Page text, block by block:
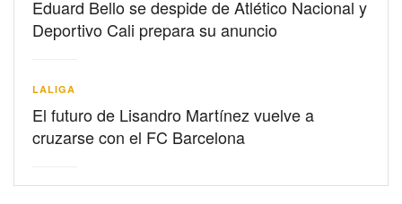
Eduard Bello se despide de Atlético Nacional y
Deportivo Cali prepara su anuncio
LALIGA
El futuro de Lisandro Martínez vuelve a
cruzarse con el FC Barcelona